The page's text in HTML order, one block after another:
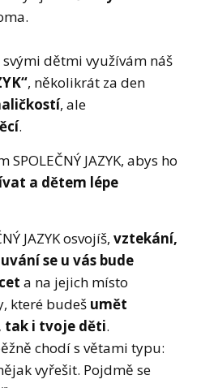
dětmi využívám náš
, několikrát za den
, ale
.
JAZYK, abys ho
a dětem lépe
JAZYK osvojíš,vztekání,
se u vás bude
a na jejich místo
které budeš umět
i tvoje děti.
chodí s větami typu:
vyřešit. Pojdmě se